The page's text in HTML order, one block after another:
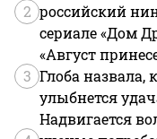
2 российский
сериале «Дом
3
«Август
Глоба назвала,
улыбнется
Надвигается